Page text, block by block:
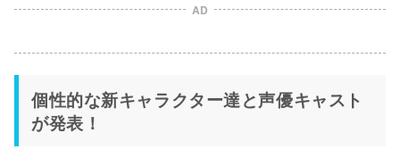
AD
個性的な新キャラクター達と声優キャスト
が発表！